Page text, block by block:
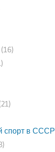
спорт в СССР